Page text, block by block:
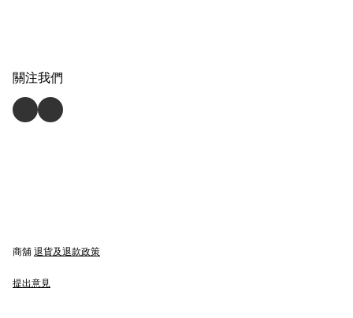
關注我們
商舖 退貨及退款政策
提出意見